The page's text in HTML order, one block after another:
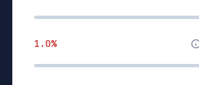
1.0%